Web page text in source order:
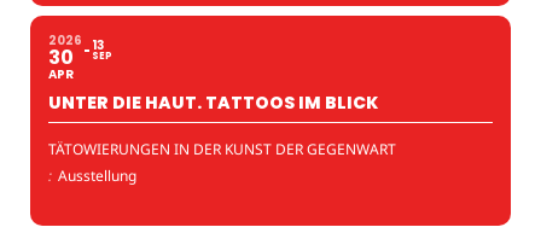
2026
30
APR
13
SEP
UNTER DIE HAUT. TATTOOS IM BLICK
TÄTOWIERUNGEN IN DER KUNST DER GEGENWART
: Ausstellung